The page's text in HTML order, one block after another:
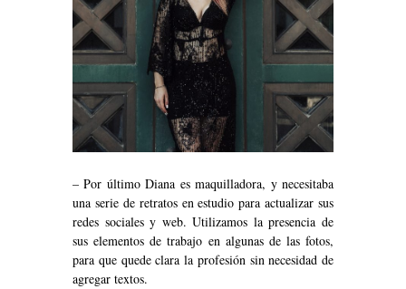
– Por último Diana es maquilladora, y necesitaba
una serie de retratos en estudio para actualizar sus
redes sociales y web. Utilizamos la presencia de
sus elementos de trabajo en algunas de las fotos,
para que quede clara la profesión sin necesidad de
agregar textos.